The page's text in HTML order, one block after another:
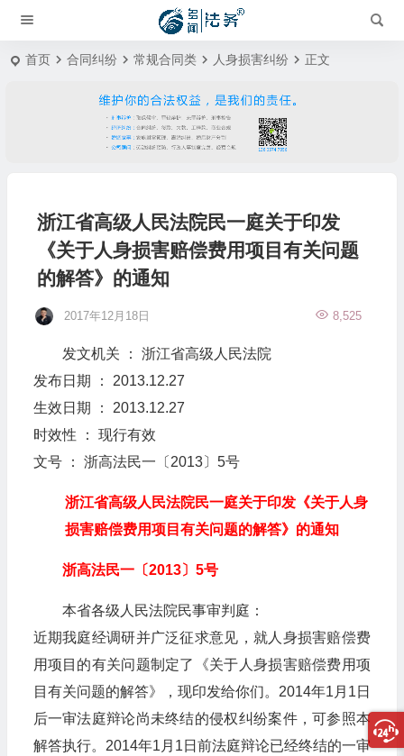
首页 合同纠纷 常规合同类 人身损害纠纷 正文
浙江省高级人民法院民一庭关于印发
《关于人身损害赔偿费用项目有关问题
的解答》的通知
2017年12月18日 8,525
发文机关 ： 浙江省高级人民法院
发布日期 ： 2013.12.27
生效日期 ： 2013.12.27
时效性 ： 现行有效
文号 ： 浙高法民一〔2013〕5号
浙江省高级人民法院民一庭关于印发《关于人身
损害赔偿费用项目有关问题的解答》的通知
浙高法民一〔2013〕5号
本省各级人民法院民事审判庭：
近期我庭经调研并广泛征求意见，就人身损害赔偿费
用项目的有关问题制定了《关于人身损害赔偿费用项
目有关问题的解答》，现印发给你们。2014年1月1日
后一审法庭辩论尚未终结的侵权纠纷案件，可参照本
解答执行。2014年1月1日前法庭辩论已经终结的一审